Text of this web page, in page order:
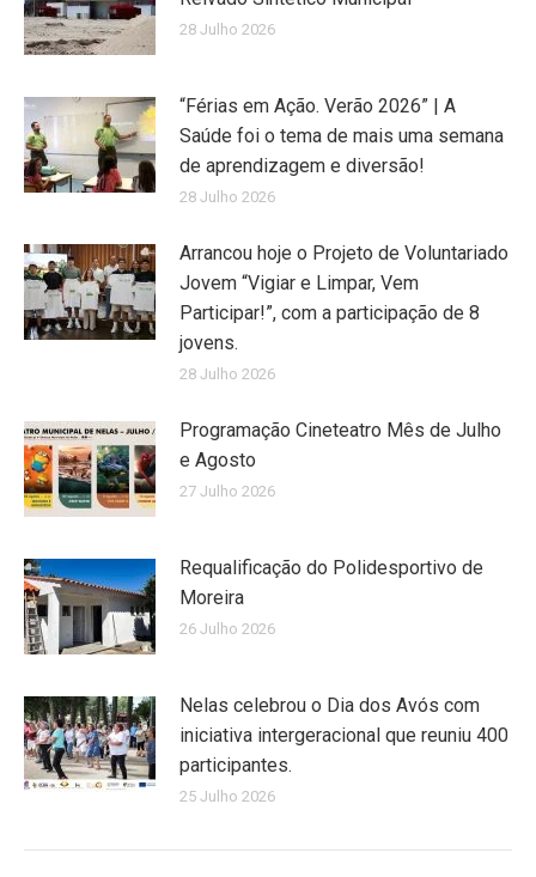
28 Julho 2026
“Férias em Ação. Verão 2026” | A
Saúde foi o tema de mais uma semana
de aprendizagem e diversão!
28 Julho 2026
Arrancou hoje o Projeto de Voluntariado
Jovem “Vigiar e Limpar, Vem
Participar!”, com a participação de 8
jovens.
28 Julho 2026
Programação Cineteatro Mês de Julho
e Agosto
27 Julho 2026
Requalificação do Polidesportivo de
Moreira
26 Julho 2026
Nelas celebrou o Dia dos Avós com
iniciativa intergeracional que reuniu 400
participantes.
25 Julho 2026